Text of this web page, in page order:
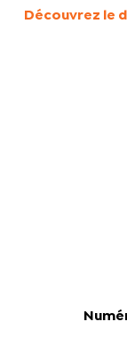
Découvrez le